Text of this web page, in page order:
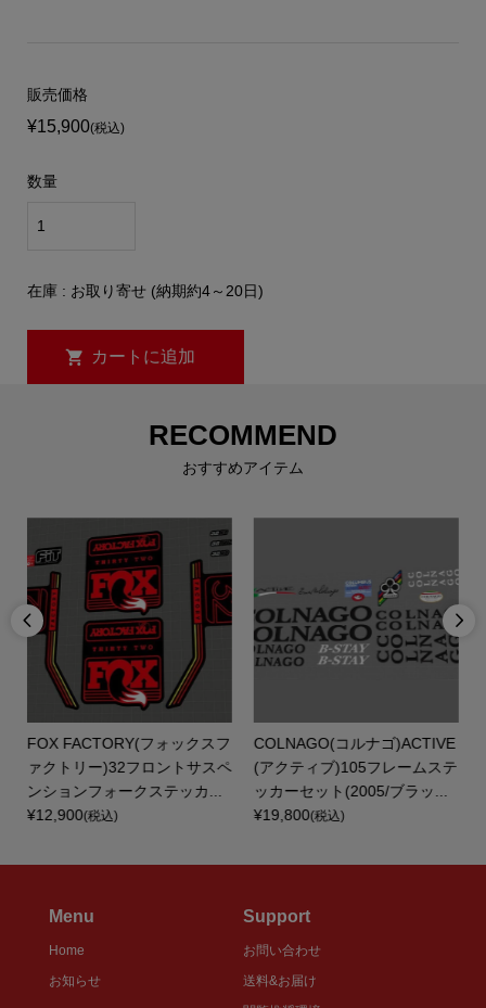
販売価格
¥15,900(税込)
数量
在庫 : お取り寄せ (納期約4～20日)
RECOMMEND
おすすめアイテム

FOX FACTORY(フォックスフ
ァクトリー)32フロントサスペ
ンションフォークステッカ...
¥12,900(税込)
COLNAGO(コルナゴ)ACTIVE
(アクティブ)105フレームステ
ッカーセット(2005/ブラッ...
¥19,800(税込)

Menu
Home
お知らせ
Support
お問い合わせ
送料&お届け